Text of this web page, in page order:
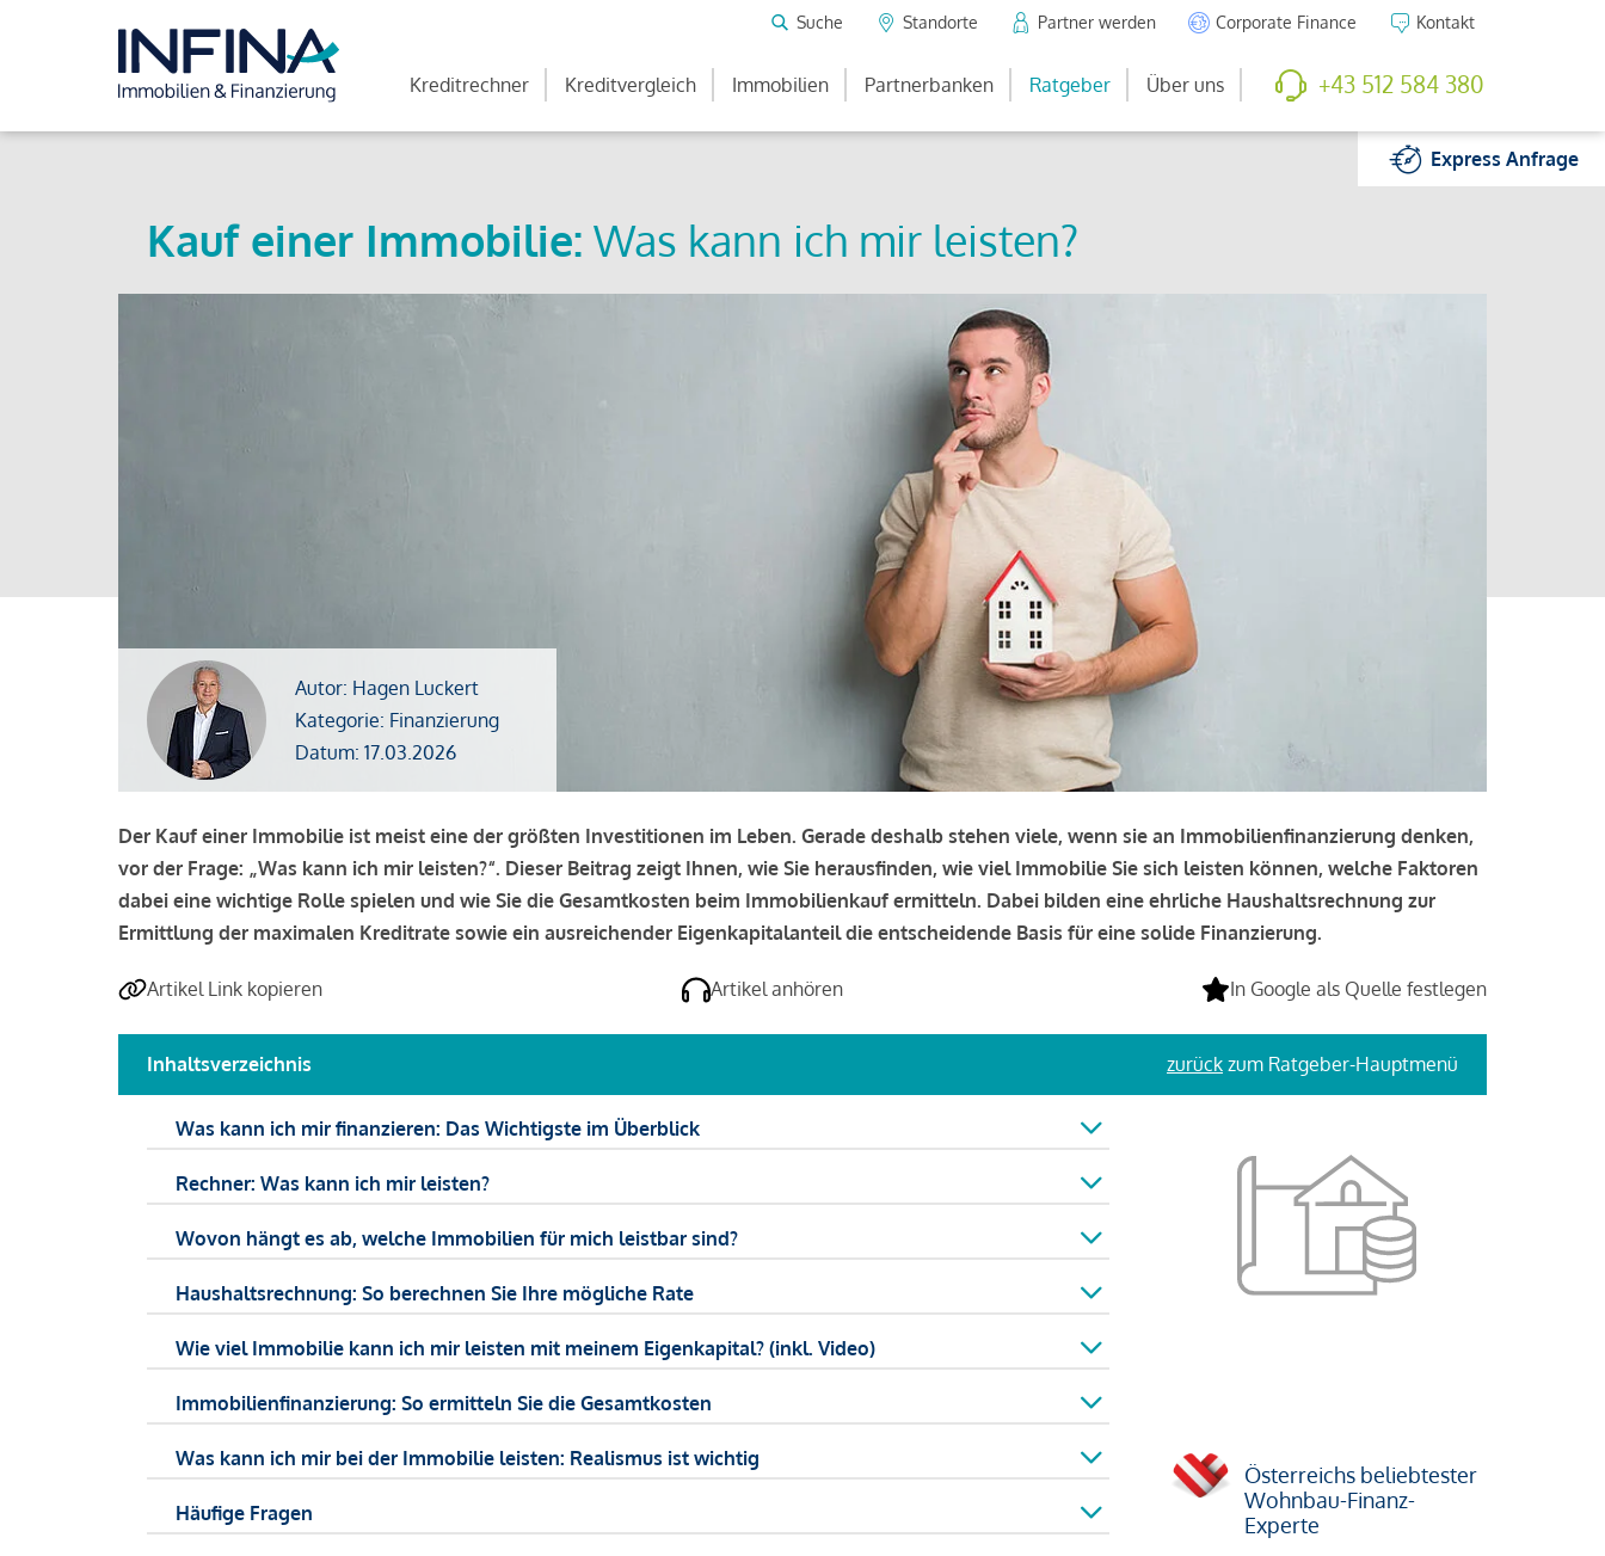
Suche Standorte Partner werden Corporate Finance Kontakt
Kreditrechner Kreditvergleich Immobilien Partnerbanken Ratgeber Über uns +43 512 584 380
ExpressAnfrage
Kauf einer Immobilie: Was kann ich mir leisten?
Autor: Hagen Luckert
Kategorie: Finanzierung
Datum: 17.03.2026
Der Kauf einer Immobilie ist meist eine der größten Investitionen im Leben. Gerade deshalb stehen viele, wenn sie an Immobilienfinanzierung denken,
vor der Frage: „Was kann ich mir leisten?“. Dieser Beitrag zeigt Ihnen, wie Sie herausfinden, wie viel Immobilie Sie sich leisten können, welche Faktoren
dabei eine wichtige Rolle spielen und wie Sie die Gesamtkosten beim Immobilienkauf ermitteln. Dabei bilden eine ehrliche Haushaltsrechnung zur
Ermittlung der maximalen Kreditrate sowie ein ausreichender Eigenkapitalanteil die entscheidende Basis für eine solide Finanzierung.
Artikel Link kopieren Artikel anhören In Google als Quelle festlegen
Inhaltsverzeichnis zurück zum Ratgeber-Hauptmenü
Was kann ich mir finanzieren: Das Wichtigste im Überblick
Rechner: Was kann ich mir leisten?
Wovon hängt es ab, welche Immobilien für mich leistbar sind?
Haushaltsrechnung: So berechnen Sie Ihre mögliche Rate
Wie viel Immobilie kann ich mir leisten mit meinem Eigenkapital? (inkl. Video)
Immobilienfinanzierung: So ermitteln Sie die Gesamtkosten
Was kann ich mir bei der Immobilie leisten: Realismus ist wichtig
Häufige Fragen
Österreichs beliebtester
Wohnbau-Finanz-
Experte